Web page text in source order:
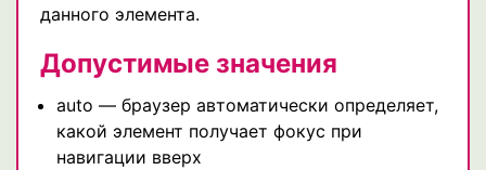
данного элемента.
Допустимые значения
auto — браузер автоматически определяет,
какой элемент получает фокус при
навигации вверх